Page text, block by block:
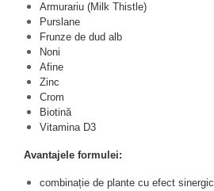
Armurariu (Milk Thistle)
Purslane
Frunze de dud alb
Noni
Afine
Zinc
Crom
Biotină
Vitamina D3
Avantajele formulei:
combinație de plante cu efect sinergic